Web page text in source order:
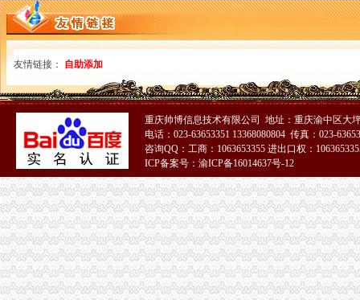
黔江局重庆进出口权积备战渝东南片区文艺调演预赛
大足局五举措贯彻落实市重庆进出口权局财务审计工作会议精
市重庆公司注销局副巡视员谭世贤到南川局检查指导工作
陈速副局重庆财务公司长到南川局调研指导工作
巫溪局重庆分公司注册上磺所五项措施力保食品经营户建好购货台帐
重庆仲裁委员会工商系统合同仲裁调解院正式挂牌成立
市重庆代理记账局组织开展快检培训力推进食品安全监管工作
重庆分公司注册
2017重庆分公司注册
重庆公司注册之如何设立分公司？-爱喇叭网
重庆注册分公司需要什么流程及重庆工商代办注册-直辖市重庆专利服
【重庆外资公司注册_代办外资公司注册_内外资公司注册】-重庆赶集网
重庆子公司注册流程及所需材料,欢迎致电免费咨询！_志趣网
重庆公司注销
重庆公司注销：重庆市内代办公司代帐注销变-重庆爱问分类
重庆公司注销：代理记账、公司成立、变更、注销-重庆爱问分类
重庆工商注册代办_重庆营业执照代办_重庆公司注销代办-重庆欣亚义
重庆公司注销声明在哪个报纸上登报便宜-重庆58同城
友情链接： 自助添加
重庆帅博信息技术有限公司 地址：重庆渝中区大
电话：023-63653351 13368080804 传真：023-
咨询QQ：工商：1063653355 进出口权：
ICP备案号：渝ICP备16014637号-12